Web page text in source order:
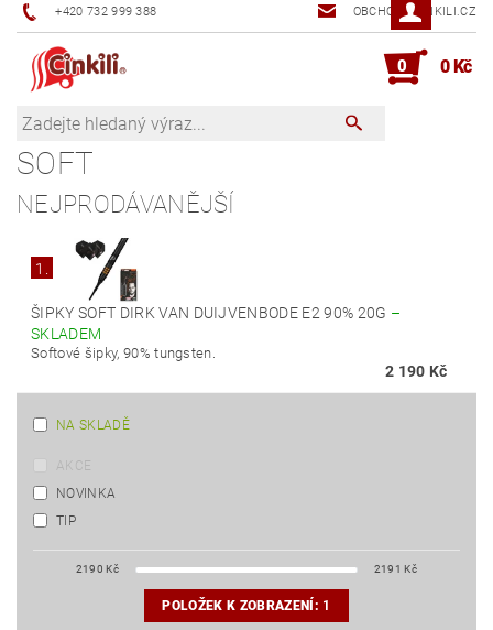
+420 732 999 388 OBCHOD@CINKILI.CZ
0 0 Kč
SOFT
NEJPRODÁVANĚJŠÍ
1.
ŠIPKY SOFT DIRK VAN DUIJVENBODE E2 90% 20G –
SKLADEM
Softové šipky, 90% tungsten.
2 190 Kč
NA SKLADĚ
AKCE
NOVINKA
TIP
2190 Kč 2191 Kč
POLOŽEK K ZOBRAZENÍ: 1